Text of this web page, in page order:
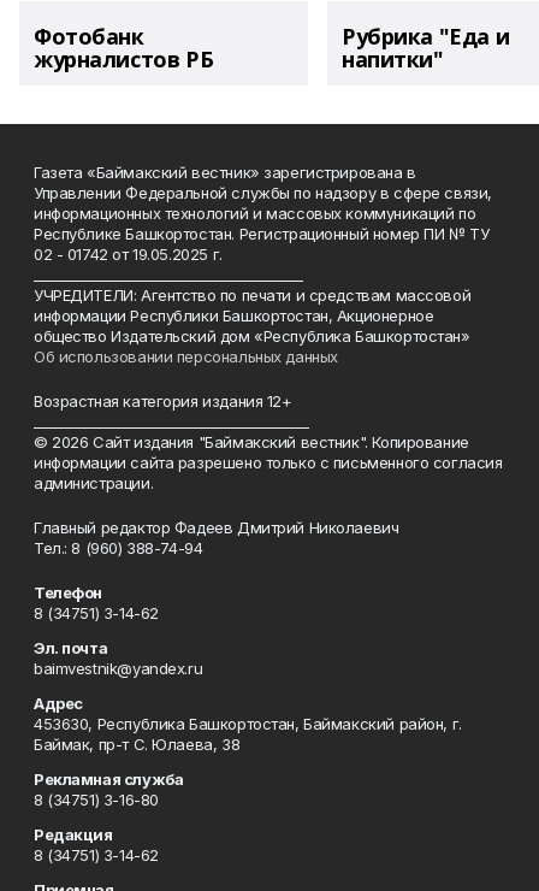
Фотобанк
журналистов РБ
Рубрика "Еда и
напитки"
Газета «Баймакский вестник» зарегистрирована в
Управлении Федеральной службы по надзору в сфере связи,
информационных технологий и массовых коммуникаций по
Республике Башкортостан. Регистрационный номер ПИ № ТУ
02 - 01742 от 19.05.2025 г.
УЧРЕДИТЕЛИ: Агентство по печати и средствам массовой
информации Республики Башкортостан, Акционерное
общество Издательский дом «Республика Башкортостан»
Об использовании персональных данных
Возрастная категория издания 12+
© 2026 Сайт издания "Баймакский вестник". Копирование
информации сайта разрешено только с письменного согласия
администрации.
Главный редактор Фадеев Дмитрий Николаевич
Тел.: 8 (960) 388-74-94
Телефон
8 (34751) 3-14-62
Эл. почта
baimvestnik@yandex.ru
Адрес
453630, Республика Башкортостан, Баймакский район, г.
Баймак, пр-т С. Юлаева, 38
Рекламная служба
8 (34751) 3-16-80
Редакция
8 (34751) 3-14-62